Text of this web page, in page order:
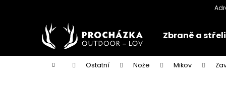
Zbraně a
Domů Ostatní Nože Mikov
k
Zpět
obchodu
Zpět
obchodu